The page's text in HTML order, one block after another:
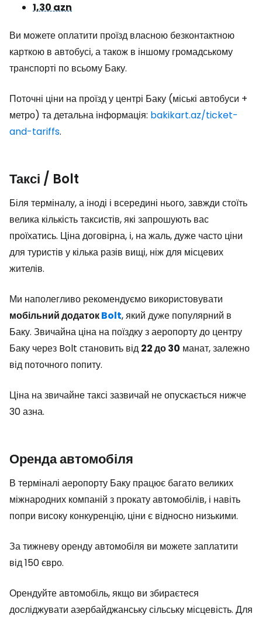
1,30 azn
Ви можете оплатити проїзд власною безконтактною
карткою в автобусі, а також в іншому громадському
транспорті по всьому Баку.
Поточні ціни на проїзд у центрі Баку (міські автобуси +
метро) та детальна інформація: bakikart.az/ticket-
and-tariffs.
Таксі / Bolt
Біля терміналу, а іноді і всередині нього, завжди стоїть
велика кількість таксистів, які запрошують вас
проїхатись. Ціна договірна, і, на жаль, дуже часто ціни
для туристів у кілька разів вищі, ніж для місцевих
жителів.
Ми наполегливо рекомендуємо використовувати
мобільний додатокBolt, який дуже популярний в
Баку. Звичайна ціна на поїздку з аеропорту до центру
Баку через Bolt становить від 22 до 30 манат, залежно
від поточного попиту.
Ціна на звичайне таксі зазвичай не опускається нижче
30 азна.
Оренда автомобіля
В терміналі аеропорту Баку працює багато великих
міжнародних компаній з прокату автомобілів, і навіть
попри високу конкуренцію, ціни є відносно низькими.
За тижневу оренду автомобіля ви можете заплатити
від 150 євро.
Орендуйте автомобіль, якщо ви збираєтеся
досліджувати азербайджанську сільську місцевість. Для